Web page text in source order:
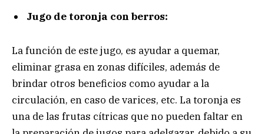
Jugo de toronja con berros:
La función de este jugo, es ayudar a quemar,
eliminar grasa en zonas difíciles, además de
brindar otros beneficios como ayudar a la
circulación, en caso de varices, etc. La toronja es
una de las frutas cítricas que no pueden faltar en